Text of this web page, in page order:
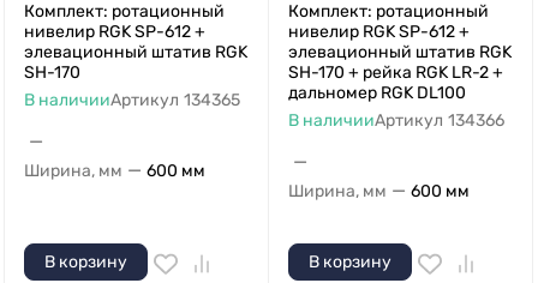
Комплект: ротационный
нивелир RGK SP-612 +
элевационный штатив RGK
SH-170
В наличииАртикул 134365
—
Ширина, мм — 600 мм
В корзину
Комплект: ротационный
нивелир RGK SP-612 +
элевационный штатив RGK
SH-170 + рейка RGK LR-2 +
дальномер RGK DL100
В наличииАртикул 134366
—
Ширина, мм — 600 мм
В корзину